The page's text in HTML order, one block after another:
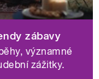
herci nebo
Tichotou.
silné
zábavy
významné
zážitky.